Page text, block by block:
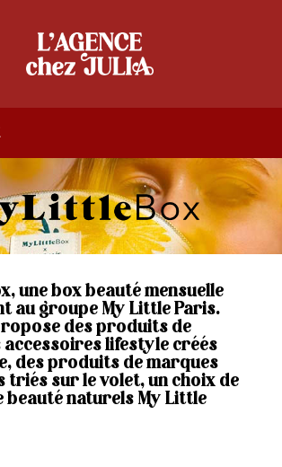
une box beauté mensuelle
au groupe My Little Paris.
des produits de
accessoires lifestyle créés
des produits de marques
triés sur le volet, un choix de
naturels My Little